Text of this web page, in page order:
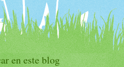
en este blog